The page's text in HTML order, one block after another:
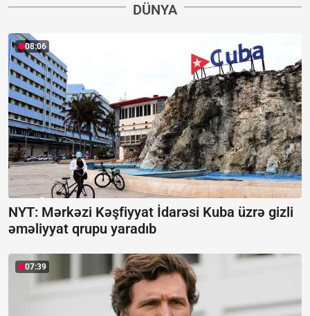
DÜNYA
08:06
NYT: Mərkəzi Kəşfiyyat İdarəsi Kuba üzrə gizli
əməliyyat qrupu yaradıb
07:39